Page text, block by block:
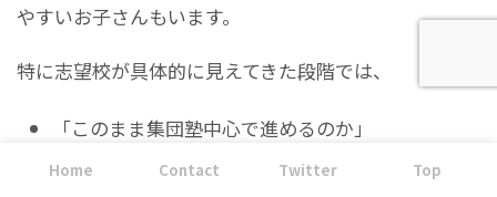
やすいお子さんもいます。
特に志望校が具体的に見えてきた段階では、
「このまま集団塾中心で進めるのか」
「個別指導を併用した方がいいのか」
Home Contact Twitter Top